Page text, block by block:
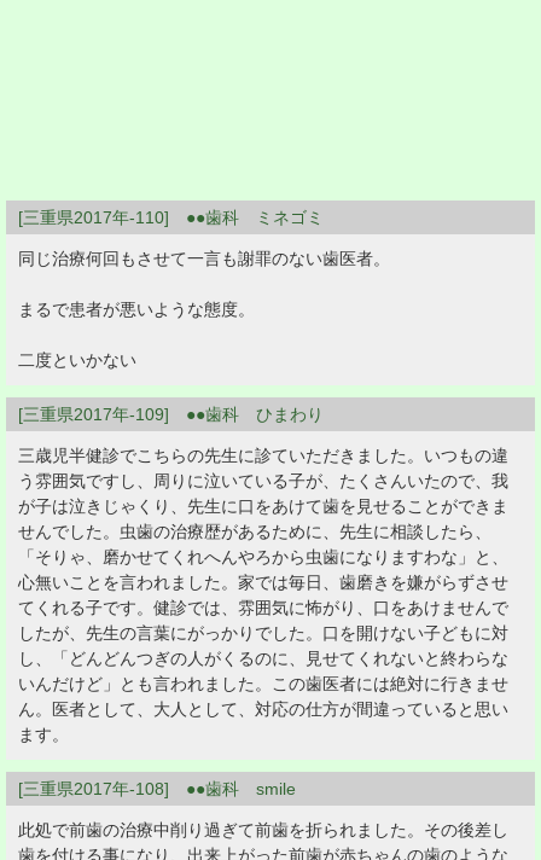
[三重県2017年-110] ●●歯科 ミネゴミ
同じ治療何回もさせて一言も謝罪のない歯医者。
まるで患者が悪いような態度。
二度といかない
[三重県2017年-109] ●●歯科 ひまわり
三歳児半健診でこちらの先生に診ていただきました。いつもの違
う雰囲気ですし、周りに泣いている子が、たくさんいたので、我
が子は泣きじゃくり、先生に口をあけて歯を見せることができま
せんでした。虫歯の治療歴があるために、先生に相談したら、
「そりゃ、磨かせてくれへんやろから虫歯になりますわな」と、
心無いことを言われました。家では毎日、歯磨きを嫌がらずさせ
てくれる子です。健診では、雰囲気に怖がり、口をあけませんで
したが、先生の言葉にがっかりでした。口を開けない子どもに対
し、「どんどんつぎの人がくるのに、見せてくれないと終わらな
いんだけど」とも言われました。この歯医者には絶対に行きませ
ん。医者として、大人として、対応の仕方が間違っていると思い
ます。
[三重県2017年-108] ●●歯科 smile
此処で前歯の治療中削り過ぎて前歯を折られました。その後差し
歯を付ける事になり、出来上がった前歯が赤ちゃんの歯のような